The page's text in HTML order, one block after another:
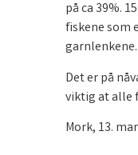
på ca 39%.
fiskene som
garnlenkene.
Det er på
viktig at alle
Mork, 13.